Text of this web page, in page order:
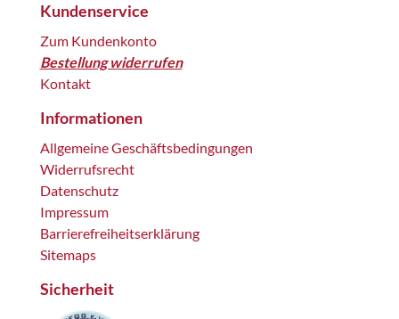
Kundenservice
Zum Kundenkonto
Bestellung widerrufen
Kontakt
Informationen
Allgemeine Geschäftsbedingungen
Widerrufsrecht
Datenschutz
Impressum
Barrierefreiheitserklärung
Sitemaps
Sicherheit